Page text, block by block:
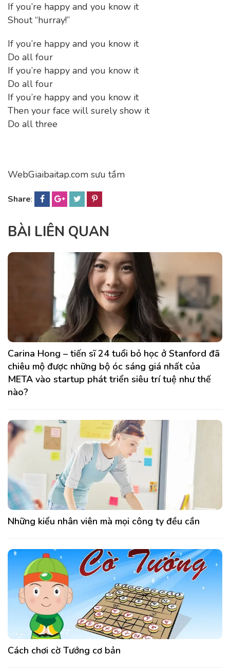
If you’re happy and you know it
Shout “hurray!”
If you’re happy and you know it
Do all four
If you’re happy and you know it
Do all four
If you’re happy and you know it
Then your face will surely show it
Do all three
WebGiaibaitap.com sưu tầm
Share:
BÀI LIÊN QUAN
Carina Hong – tiến sĩ 24 tuổi bỏ học ở Stanford đã
chiêu mộ được những bộ óc sáng giá nhất của
META vào startup phát triển siêu trí tuệ như thế
nào?
Những kiểu nhân viên mà mọi công ty đều cần
Cách chơi cờ Tướng cơ bản